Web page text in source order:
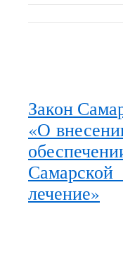
Закон
«О
Самарской
лечение»